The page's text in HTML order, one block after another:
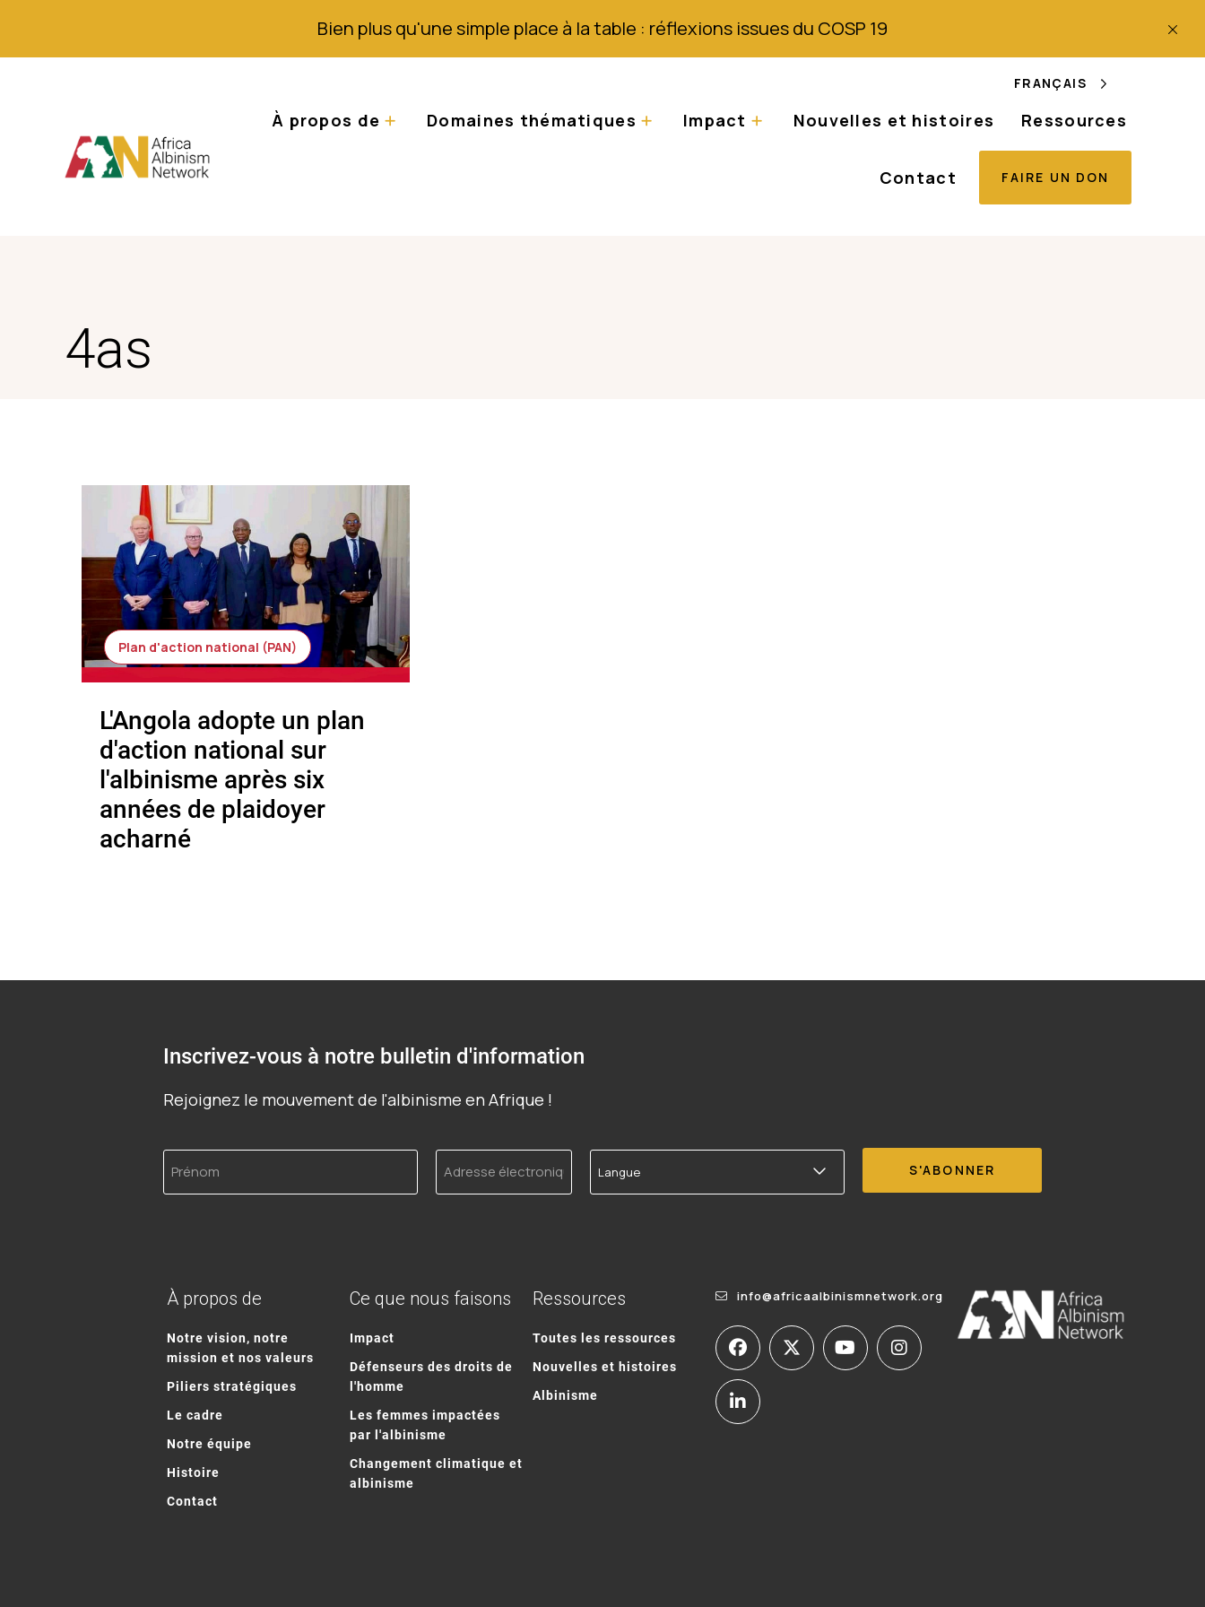
Bien plus qu'une simple place à la table : réflexions issues du COSP 19
FRANÇAIS
À propos de Domaines thématiques Impact Nouvelles et histoires Ressources
Contact FAIRE UN DON
4as
Plan d'action national (PAN)
L'Angola adopte un plan
d'action national sur
l'albinisme après six
années de plaidoyer
acharné
Inscrivez-vous à notre bulletin d'information
Rejoignez le mouvement de l'albinisme en Afrique !
Prénom
Adresse
électronique
Langue
À propos de
Notre vision, notre
mission et nos valeurs
Piliers stratégiques
Le cadre
Notre équipe
Histoire
Contact
Ce que nous faisons
Impact
Défenseurs des droits de
l'homme
Les femmes impactées
par l'albinisme
Changement climatique et
albinisme
Ressources
Toutes les ressources
Nouvelles et histoires
Albinisme
info@africaalbinismnetwork.org